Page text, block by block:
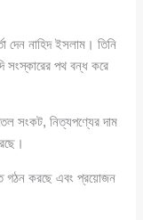
দেন নাহিদ ইসলাম। তিনি
সংস্কারের পথ বন্ধ করে
সংকট, নিত্যপণ্যের দাম
গঠন করছে এবং প্রয়োজন